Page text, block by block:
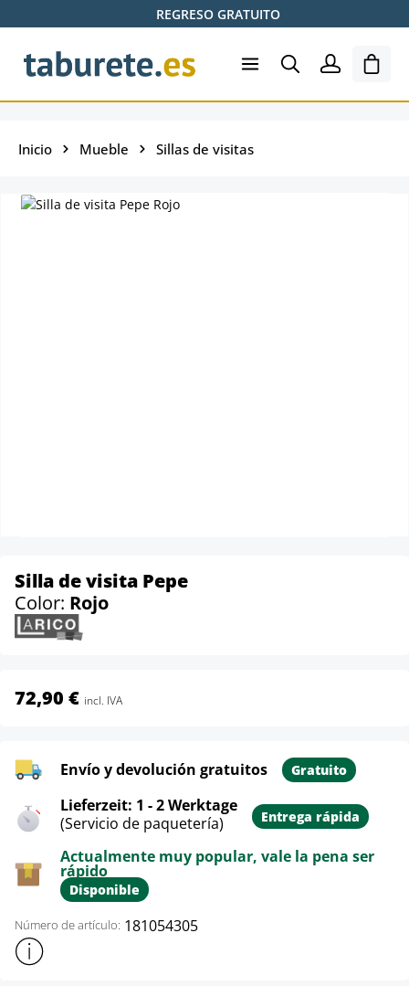
Saltar al contenido principalREGRESO GRATUITO
El
Inicio Mueble Sillas de visitas
Silla de visita Pepe
Color: Rojo
72,90 € incl. IVA
Envío y devolución gratuitos Gratuito
Lieferzeit: 1 - 2 Werktage
(Servicio de paquetería)
Entrega rápida
Actualmente muy popular, vale la pena ser
rápido
Disponible
Número de artículo: 181054305
Mostrar más información sobre el producto